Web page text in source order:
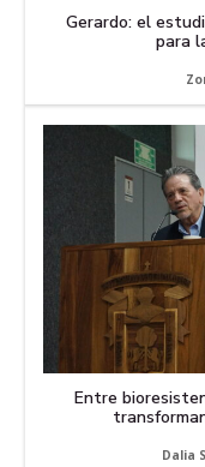
Gerardo: el
para
Entre
Dalia